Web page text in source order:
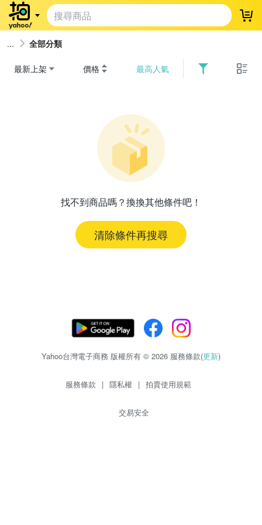
登
全部分類
最新上架 價格 最高人氣
找不到商品嗎？換換其他條件吧！
清除條件再搜尋
Yahoo台灣電子商務 版權所有 © 2026 服務條款(更新)
服務條款 | 隱私權 | 拍賣使用規範
交易安全